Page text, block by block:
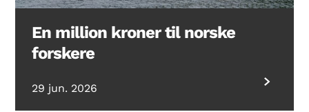
En million kroner til norske
forskere
29 jun. 2026